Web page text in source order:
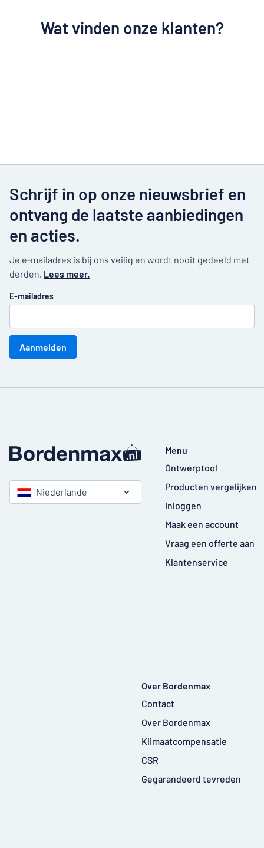
Wat vinden onze klanten?
Schrijf in op onze nieuwsbrief en
ontvang de laatste aanbiedingen
en acties.
Je e-mailadres is bij ons veilig en wordt nooit gedeeld met
derden. Lees meer.
E-mailadres
Aanmelden
Niederlande
Menu
Ontwerptool
Producten vergelijken
Inloggen
Maak een account
Vraag een offerte aan
Klantenservice
Over Bordenmax
Contact
Over Bordenmax
Klimaatcompensatie
CSR
Gegarandeerd tevreden